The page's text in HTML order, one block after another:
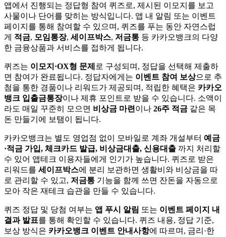
앱에서 진행되는 정답형 참여 퀴즈로, 제시된 이모지를 보고
사물이나 단어를 맞히는 방식입니다. 앱 내 알림 또는 이벤트
페이지를 통해 참여할 수 있으며, 퀴즈를 푸는 동안 자연스럽
게 적금, 모임통장, 세이프박스, 저금통 등 카카오뱅크의 다양
한 금융상품과 서비스를 접하게 됩니다.
퀴즈는 이모지·OX형 문제 로 구성되며, 정답을 선택해 제출하
면 참여가 완료됩니다. 정답자에게는 이벤트 참여 보상으로 추
첨을 통한 경품이나 리워드가 제공되며, 적립한 혜택은 카카오
뱅크 입출금통장이나 제휴 포인트로 받을 수 있습니다. 소액이
라도 매일 꾸준히 모으면 비상금 마련 이나 26주 적금 같은 목
돈 만들기에 보탬이 됩니다.
카카오뱅크는 별도 영업점 없이 모바일로 계좌 개설부터 예금
·적금 가입, 체크카드 발급, 비상금대출, 신용대출 까지 처리할
수 있어 앱테크 이용자들에게 인기가 높습니다. 퀴즈로 받은
리워드를 세이프박스에 분리 보관하면 생활비와 비상금을 따
로 관리할 수 있고, 저금통 기능을 함께 쓰면 잔돈을 자동으로
모아 작은 재테크 습관을 만들 수 있습니다.
퀴즈 정답 및 당첨 여부는 앱 푸시 알림 또는 이벤트 페이지 내
결과 발표를 통해 확인할 수 있습니다. 퀴즈 내용, 정답 기준,
보상 방식은 카카오뱅크 이벤트 안내사항에 따르며, 금리·한